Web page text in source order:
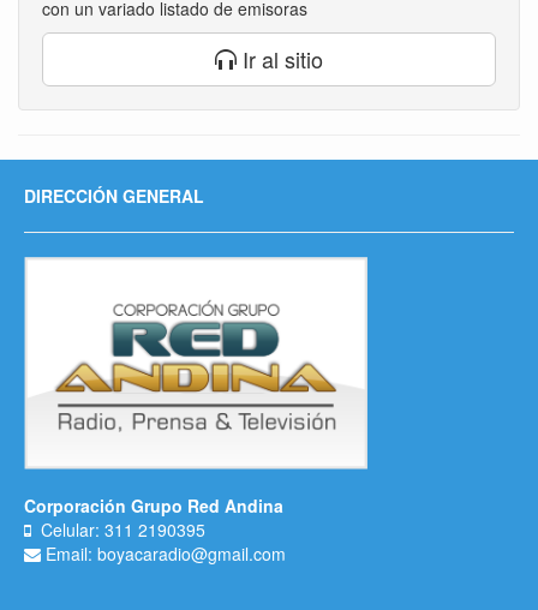
con un variado listado de emisoras
Ir al sitio
DIRECCIÓN GENERAL
Corporación Grupo Red Andina
Celular: 311 2190395
Email: boyacaradio@gmail.com